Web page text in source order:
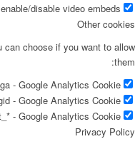
disable video embeds.
Other cookies
can choose if you want to allow
them:
- Google Analytics Cookie.
- Google Analytics Cookie.
- Google Analytics Cookie.
Privacy Policy